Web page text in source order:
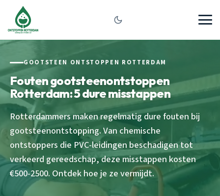
GOOTSTEEN ONTSTOPPEN ROTTERDAM
Fouten gootsteenontstoppen
Rotterdam: 5 dure misstappen
Rotterdammers maken regelmatig dure fouten bij
gootsteenontstopping. Van chemische
ontstoppers die PVC-leidingen beschadigen tot
verkeerd gereedschap, deze misstappen kosten
€500-2500. Ontdek hoe je ze vermijdt.